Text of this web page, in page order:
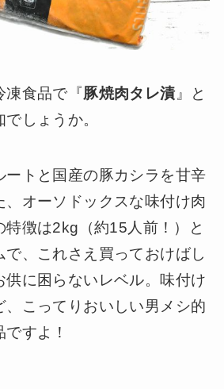
凍食品で『豚焼肉タレ漬』と
しょうか。
ートと国産の豚カシラを甘辛
、オーソドックスな味付け肉
特徴は2kg（約15人前！）と
で、これさえ買っておけばし
供に困らないレベル。味付け
、こってりおいしい男メシ的
すよ！